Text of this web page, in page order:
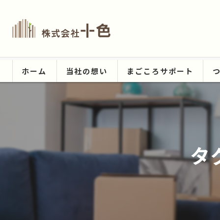
ホーム 当社の想い まごころサポート
タ